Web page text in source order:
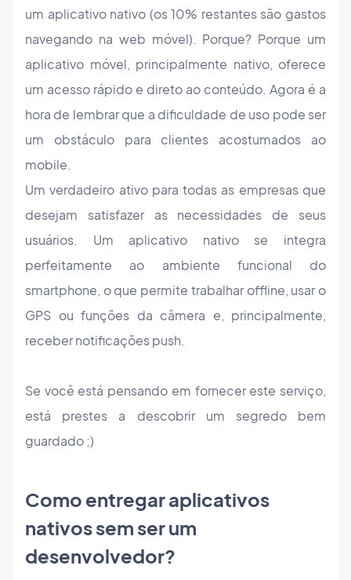
um aplicativo nativo (os 10% restantes são gastos
navegando na web móvel). Porque? Porque um
aplicativo móvel, principalmente nativo, oferece
um acesso rápido e direto ao conteúdo. Agora é a
hora de lembrar que a dificuldade de uso pode ser
um obstáculo para clientes acostumados ao
mobile.
Um verdadeiro ativo para todas as empresas que
desejam satisfazer as necessidades de seus
usuários. Um aplicativo nativo se integra
perfeitamente ao ambiente funcional do
smartphone, o que permite trabalhar offline, usar o
GPS ou funções da câmera e, principalmente,
receber notificações push.
Se você está pensando em fornecer este serviço,
está prestes a descobrir um segredo bem
guardado ;)
Como entregar aplicativos
nativos sem ser um
desenvolvedor?